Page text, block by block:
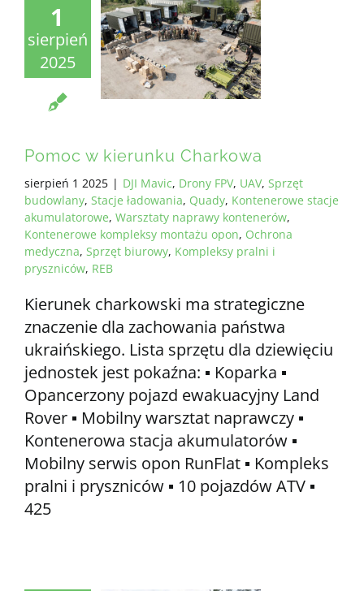
1
sierpień
2025
Pomoc w kierunku Charkowa
sierpień 1 2025 | DJI Mavic, Drony FPV, UAV, Sprzęt
budowlany, Stacje ładowania, Quady, Kontenerowe stacje
akumulatorowe, Warsztaty naprawy kontenerów,
Kontenerowe kompleksy montażu opon, Ochrona
medyczna, Sprzęt biurowy, Kompleksy pralni i
pryszniców, REB
Kierunek charkowski ma strategiczne
znaczenie dla zachowania państwa
ukraińskiego. Lista sprzętu dla dziewięciu
jednostek jest pokaźna: ▪️ Koparka ▪️
Opancerzony pojazd ewakuacyjny Land
Rover ▪️ Mobilny warsztat naprawczy ▪️
Kontenerowa stacja akumulatorów ▪️
Mobilny serwis opon RunFlat ▪️ Kompleks
pralni i pryszniców ▪️ 10 pojazdów ATV ▪️
425